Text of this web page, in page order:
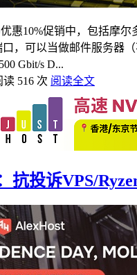
惠10%促销中，包括摩
，可以当做邮件服务器
Gbit/s D...
读 516 次 阅读全文
抗投诉VPS/